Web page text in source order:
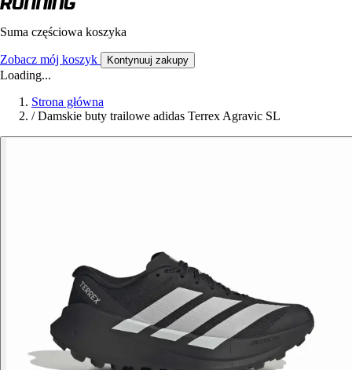
Suma częściowa koszyka
Zobacz mój koszyk Kontynuuj zakupy
Loading...
Strona główna
/ Damskie buty trailowe adidas Terrex Agravic SL